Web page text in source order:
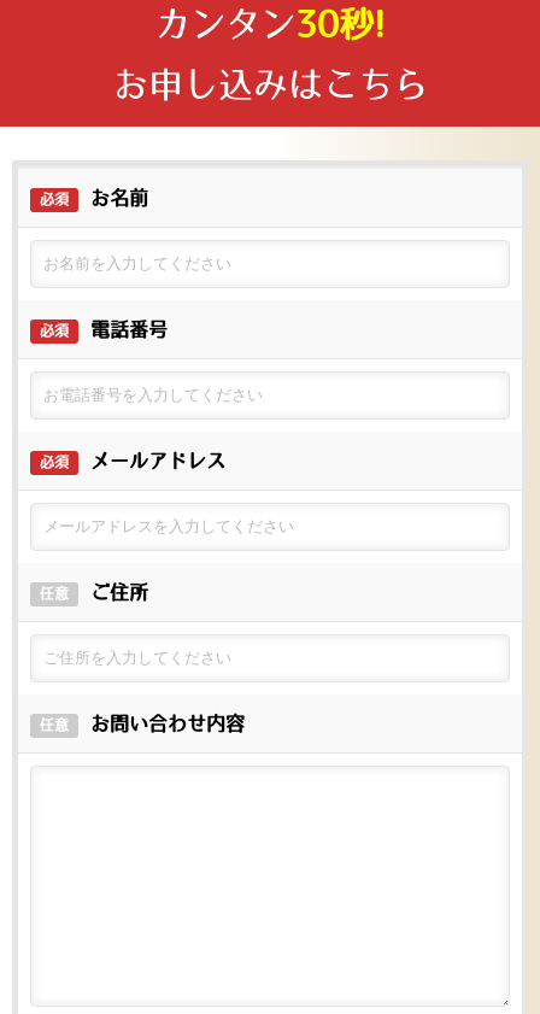
カンタン30秒!
お申し込みはこちら
必須 お名前
必須 電話番号
必須 メールアドレス
任意 ご住所
任意 お問い合わせ内容